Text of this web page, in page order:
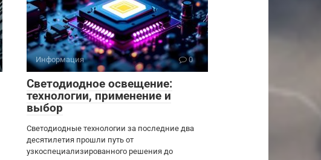
Информация 0
Светодиодное освещение:
технологии, применение и
выбор
Светодиодные технологии за последние два
десятилетия прошли путь от
узкоспециализированного решения до